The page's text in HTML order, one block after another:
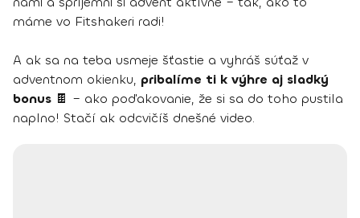
máme vo Fitshakeri radi!
A ak sa na teba usmeje šťastie a vyhráš súťaž v
adventnom okienku, pribalíme ti k výhre aj sladký
bonus 🍫 – ako poďakovanie, že si sa do toho pustila
naplno! Stačí ak odcvičíš dnešné video.